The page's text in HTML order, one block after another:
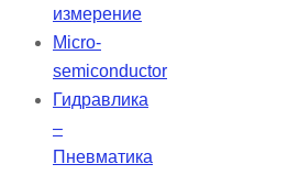
измерение
Micro-
semiconductor
Гидравлика
–
Пневматика